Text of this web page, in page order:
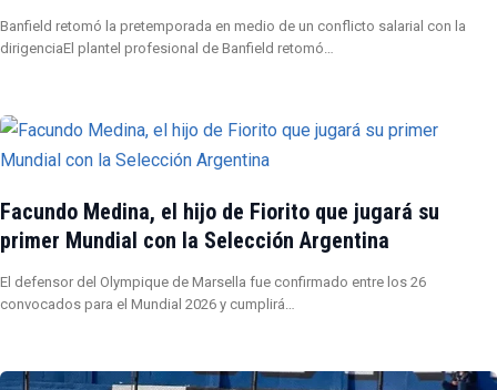
Banfield retomó la pretemporada en medio de un conflicto salarial con la
dirigenciaEl plantel profesional de Banfield retomó…
Facundo Medina, el hijo de Fiorito que jugará su
primer Mundial con la Selección Argentina
El defensor del Olympique de Marsella fue confirmado entre los 26
convocados para el Mundial 2026 y cumplirá…